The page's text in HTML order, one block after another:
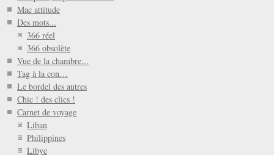
Mac attitude
Des mots...
366 réel
366 obsolète
Vue de la chambre...
Tag à la con…
Le bordel des autres
Chic ! des clics !
Carnet de voyage
Liban
Philippines
Libye